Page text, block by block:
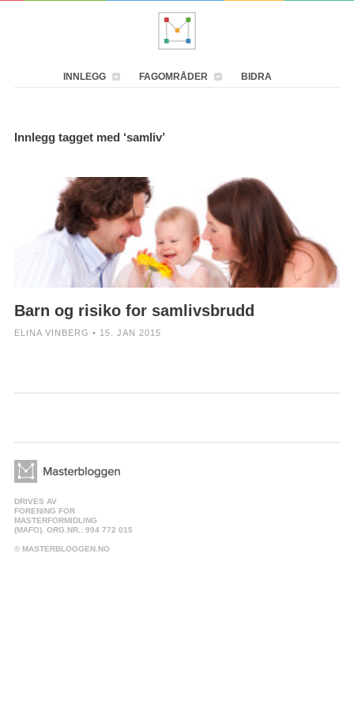
INNLEGG FAGOMRÅDER BIDRA
Innlegg tagget med ‘samliv’
Barn og risiko for samlivsbrudd
ELINA VINBERG • 15. JAN 2015
DRIVES AV
FORENING FOR
MASTERFORMIDLING
(MAFO). ORG.NR.: 994 772 015
© MASTERBLOGGEN.NO